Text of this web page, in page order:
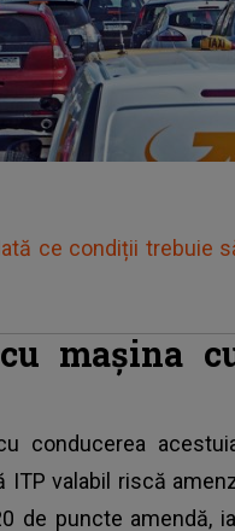
ce condiții trebuie
mașina
conducerea
valabil riscă
de puncte amendă,